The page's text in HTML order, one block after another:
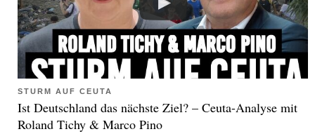
STURM AUF CEUTA
Ist Deutschland das nächste Ziel? – Ceuta-Analyse mit
Roland Tichy & Marco Pino